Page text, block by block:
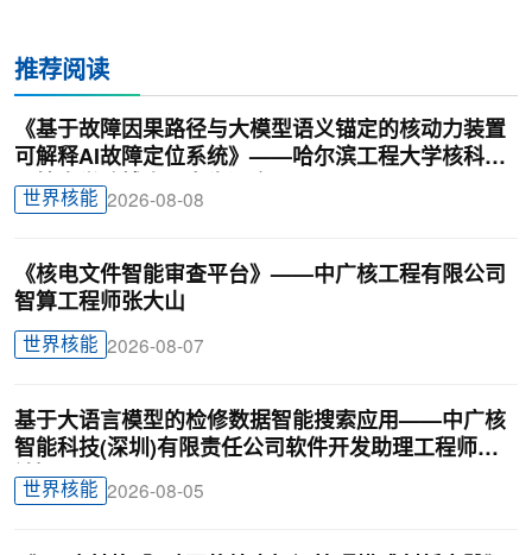
推荐阅读
《基于故障因果路径与大模型语义锚定的核动力装置
可解释AI故障定位系统》——哈尔滨工程大学核科学
与技术学院博士研究生汪鑫
世界核能 2026-08-08
《核电文件智能审查平台》——中广核工程有限公司
智算工程师张大山
世界核能 2026-08-07
基于大语言模型的检修数据智能搜索应用——中广核
智能科技(深圳)有限责任公司软件开发助理工程师廖
锦颖
世界核能 2026-08-05